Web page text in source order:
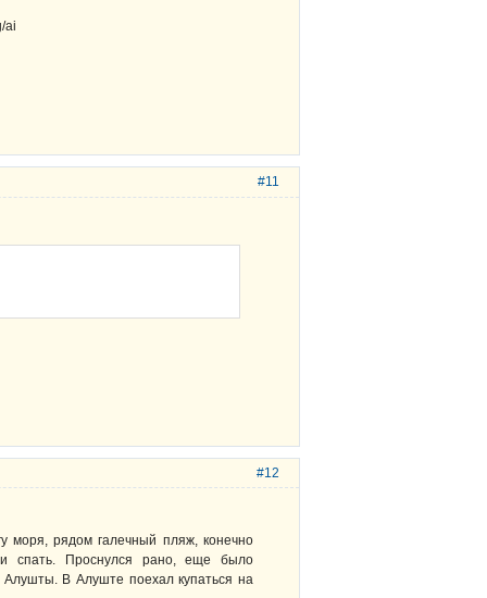
#11
#12
моря, рядом галечный пляж, конечно
и спать. Проснулся рано, еще было
Алушты. В Алуште поехал купаться на